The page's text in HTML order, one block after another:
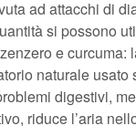
ad attacchi di
si possono
e curcuma:
naturale usato
digestivi,
riduce l’aria